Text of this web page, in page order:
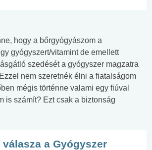
hogy a bőrgyógyászom a
gyógyszert/vitamint de emellett
szedését a gyógyszer magzatra
nem szeretnék élni a fiatalságom
mégis történne valami egy fiúval
is számít? Ezt csak a biztonság
a Gyógyszer